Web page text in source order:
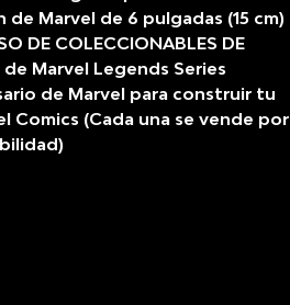
Marvel de 6 pulgadas (15 cm)
DE COLECCIONABLES DE
de Marvel Legends Series
de Marvel para construir tu
Comics (Cada una se vende por